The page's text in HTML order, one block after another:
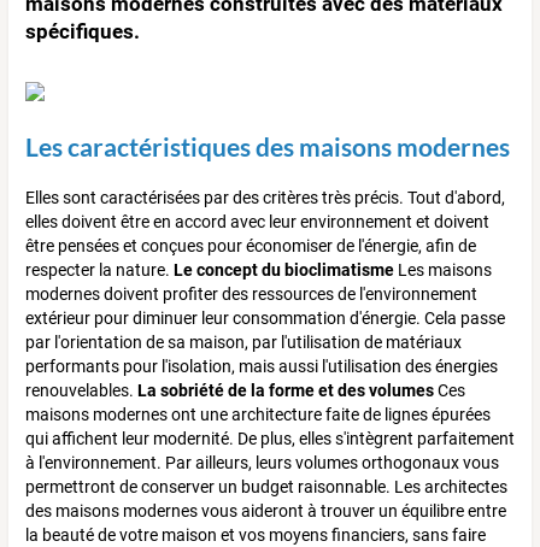
spécifiques.
Les caractéristiques des maisons modernes
Elles sont caractérisées par des critères très précis. Tout d'abord,
elles doivent être en accord avec leur environnement et doivent
être pensées et conçues pour économiser de l'énergie, afin de
respecter la nature. Le concept du bioclimatisme Les maisons
modernes doivent profiter des ressources de l'environnement
extérieur pour diminuer leur consommation d'énergie. Cela passe
par l'orientation de sa maison, par l'utilisation de matériaux
performants pour l'isolation, mais aussi l'utilisation des énergies
renouvelables. La sobriété de la forme et des volumesCes
maisons modernes ont une architecture faite de lignes épurées
qui affichent leur modernité. De plus, elles s'intègrent parfaitement
à l'environnement. Par ailleurs, leurs volumes orthogonaux vous
permettront de conserver un budget raisonnable. Les architectes
des maisons modernes vous aideront à trouver un équilibre entre
la beauté de votre maison et vos moyens financiers, sans faire